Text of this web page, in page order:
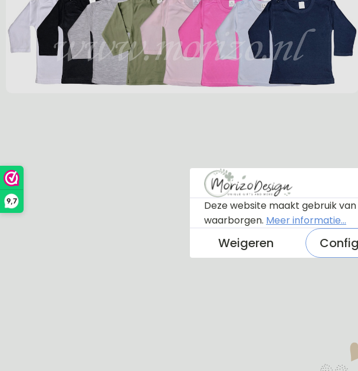
9,7
Deze website maakt gebruik
waarborgen. Meer informatie...
Weigeren